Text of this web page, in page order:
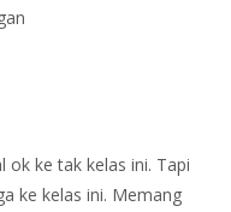
ok ke tak kelas ini. Tapi
ke kelas ini. Memang